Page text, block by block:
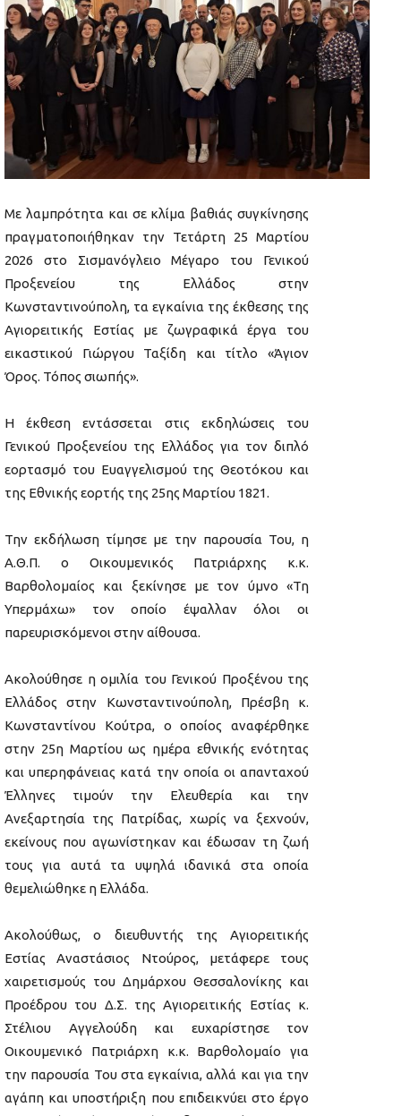
Με λαμπρότητα και σε κλίμα βαθιάς συγκίνησης
πραγματοποιήθηκαν την Τετάρτη 25 Μαρτίου
2026 στο Σισμανόγλειο Μέγαρο του Γενικού
Προξενείου της Ελλάδος στην
Κωνσταντινούπολη, τα εγκαίνια της έκθεσης της
Αγιορειτικής Εστίας με ζωγραφικά έργα του
εικαστικού Γιώργου Ταξίδη και τίτλο «Άγιον
Όρος. Τόπος σιωπής».
Η έκθεση εντάσσεται στις εκδηλώσεις του
Γενικού Προξενείου της Ελλάδος για τον διπλό
εορτασμό του Ευαγγελισμού της Θεοτόκου και
της Εθνικής εορτής της 25ης Μαρτίου 1821.
Την εκδήλωση τίμησε με την παρουσία Του, η
Α.Θ.Π. ο Οικουμενικός Πατριάρχης κ.κ.
Βαρθολομαίος και ξεκίνησε με τον ύμνο «Τη
Υπερμάχω» τον οποίο έψαλλαν όλοι οι
παρευρισκόμενοι στην αίθουσα.
Ακολούθησε η ομιλία του Γενικού Προξένου της
Ελλάδος στην Κωνσταντινούπολη, Πρέσβη κ.
Κωνσταντίνου Κούτρα, ο οποίος αναφέρθηκε
στην 25η Μαρτίου ως ημέρα εθνικής ενότητας
και υπερηφάνειας κατά την οποία οι απανταχού
Έλληνες τιμούν την Ελευθερία και την
Ανεξαρτησία της Πατρίδας, χωρίς να ξεχνούν,
εκείνους που αγωνίστηκαν και έδωσαν τη ζωή
τους για αυτά τα υψηλά ιδανικά στα οποία
θεμελιώθηκε η Ελλάδα.
Ακολούθως, ο διευθυντής της Αγιορειτικής
Εστίας Αναστάσιος Ντούρος, μετάφερε τους
χαιρετισμούς του Δημάρχου Θεσσαλονίκης και
Προέδρου του Δ.Σ. της Αγιορειτικής Εστίας κ.
Στέλιου Αγγελούδη και ευχαρίστησε τον
Οικουμενικό Πατριάρχη κ.κ. Βαρθολομαίο για
την παρουσία Του στα εγκαίνια, αλλά και για την
αγάπη και υποστήριξη που επιδεικνύει στο έργο